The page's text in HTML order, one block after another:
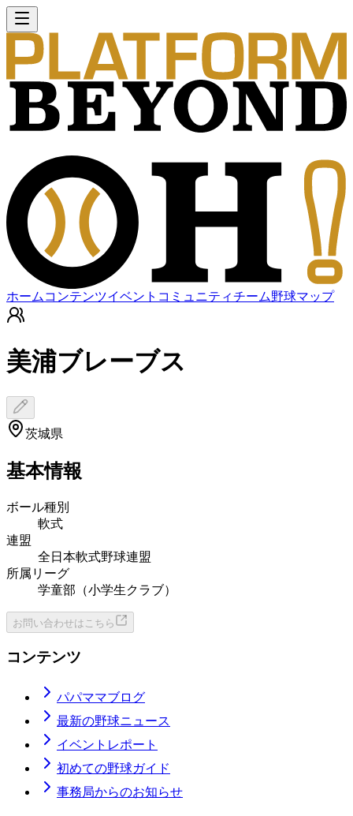
ホーム コンテンツイベント コミュニティチーム野球マップ
美浦ブレーブス
茨城県
基本情報
ボール種別
軟式
連盟
全日本軟式野球連盟
所属リーグ
学童部（小学生クラブ）
お問い合わせはこちら
コンテンツ
パパママブログ
最新の野球ニュース
イベントレポート
初めての野球ガイド
事務局からのお知らせ